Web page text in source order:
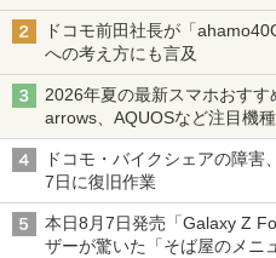
ドコモ前田社長が「
への考え方にも言及
2026年夏の最新スマホおす
arrows、AQUOSなど注目機
ドコモ・バイクシェアの障
7日に復旧作業
本日8月7日発売「Galaxy Z
ザーが驚いた「そば屋のメニ